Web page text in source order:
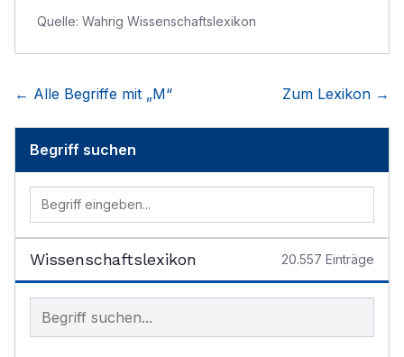
Quelle: Wahrig Wissenschaftslexikon
← Alle Begriffe mit „M“ Zum Lexikon →
Begriff suchen
Wissenschaftslexikon 20.557 Einträge
Begriff im Lexikon suchen